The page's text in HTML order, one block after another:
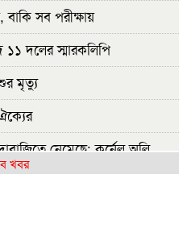
বাকি সব পরীক্ষায়
১১ দলের স্মারকলিপি
মৃত্যু
নেমেছে: কর্নেল অলি
ভারত, প্রশ্ন বিএনপির
খবর